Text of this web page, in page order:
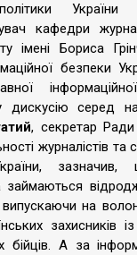
політики
кафедри
імені Бориса
безпеки
дискусію серед
, секретар
журналістів
займаються
на
захисників
бійців. А за